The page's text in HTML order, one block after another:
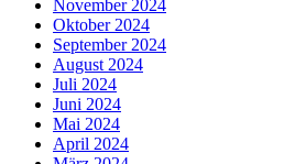
November 2024
Oktober 2024
September 2024
August 2024
Juli 2024
Juni 2024
Mai 2024
April 2024